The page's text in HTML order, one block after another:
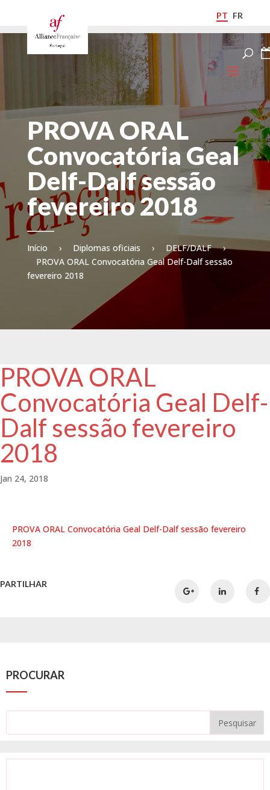
PT FR
PROVA ORAL
Convocatória Geal
Delf-Dalf sessão
fevereiro 2018
Início › Diplomas oficiais › DELF/DALF
›
PROVA ORAL Convocatória Geal Delf-Dalf sessão
fevereiro 2018
PROVA ORAL
Convocatória Geal Delf-
Dalf sessão fevereiro
2018
Jan 24, 2018
PROVA ORAL Convocatória Geal Delf-Dalf sessão fevereiro
2018
PARTILHAR
PROCURAR